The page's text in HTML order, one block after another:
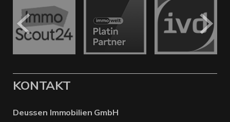
KONTAKT
Deussen Immobilien GmbH